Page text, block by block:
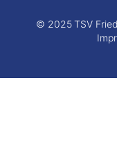
© 2025 TSV